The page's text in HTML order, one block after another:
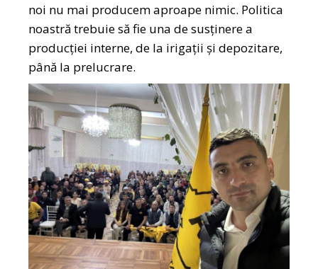
noi nu mai producem aproape nimic. Politica
noastră trebuie să fie una de susținere a
producției interne, de la irigații și depozitare,
până la prelucrare.